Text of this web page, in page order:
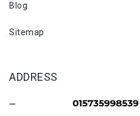
Blog
Sitemap
ADDRESS